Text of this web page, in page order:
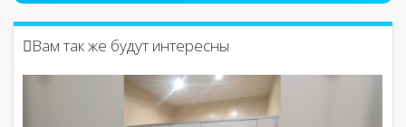
Вам так же будут интересны